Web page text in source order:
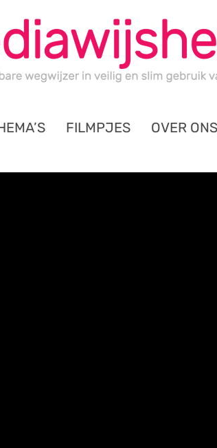
FILMPJES OVER ONS